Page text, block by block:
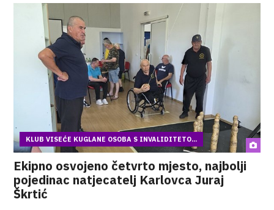
KLUB VISEĆE KUGLANE OSOBA S INVALIDITETO...
Ekipno osvojeno četvrto mjesto, najbolji
pojedinac natjecatelj Karlovca Juraj
Škrtić